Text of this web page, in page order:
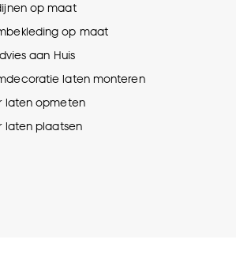
op maat
op maat
aan Huis
laten monteren
laten opmeten
laten plaatsen